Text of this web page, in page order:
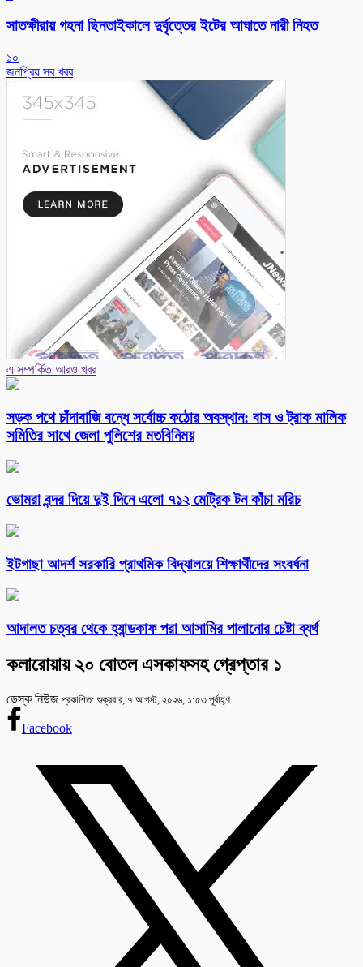
সাতক্ষীরায় গহনা ছিনতাইকালে দুর্বৃত্তের ইটের আঘাতে নারী নিহত
১০
জনপ্রিয় সব খবর
এ সম্পর্কিত আরও খবর
সড়ক পথে চাঁদাবাজি বন্ধে সর্বোচ্চ কঠোর অবস্থান: বাস ও ট্রাক মালিক
সমিতির সাথে জেলা পুলিশের মতবিনিময়
ভোমরা বন্দর দিয়ে দুই দিনে এলো ৭১২ মেট্রিক টন কাঁচা মরিচ
ইটগাছা আদর্শ সরকারি প্রাথমিক বিদ্যালয়ে শিক্ষার্থীদের সংবর্ধনা
আদালত চত্বর থেকে হ্যান্ডকাফ পরা আসামির পালানোর চেষ্টা ব্যর্থ
কলারোয়ায় ২০ বোতল এসকাফসহ গ্রেপ্তার ১
ডেস্ক নিউজ প্রকাশিত: শুক্রবার, ৭ আগস্ট, ২০২৬, ১:৫৩ পূর্বাহ্ণ
Facebook